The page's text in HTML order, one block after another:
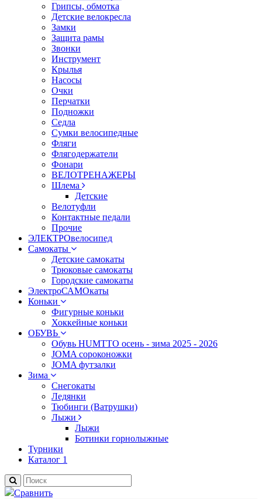
Грипсы, обмотка
Детские велокресла
Замки
Защита рамы
Звонки
Инструмент
Крылья
Насосы
Очки
Перчатки
Подножки
Седла
Сумки велосипедные
Фляги
Флягодержатели
Фонари
ВЕЛОТРЕНАЖЕРЫ
Шлема
Детские
Велотуфли
Контактные педали
Прочие
ЭЛЕКТРОвелосипед
Самокаты
Детские самокаты
Трюковые самокаты
Городские самокаты
ЭлектроСАМОкаты
Коньки
Фигурные коньки
Хоккейные коньки
ОБУВЬ
Обувь HUMTTO осень - зима 2025 - 2026
JOMA сороконожки
JOMA футзалки
Зима
Снегокаты
Ледянки
Тюбинги (Ватрушки)
Лыжи
Лыжи
Ботинки горнолыжные
Турники
Каталог 1
Сравнить